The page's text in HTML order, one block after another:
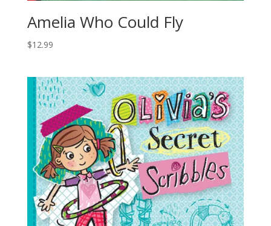
Amelia Who Could Fly
$12.99